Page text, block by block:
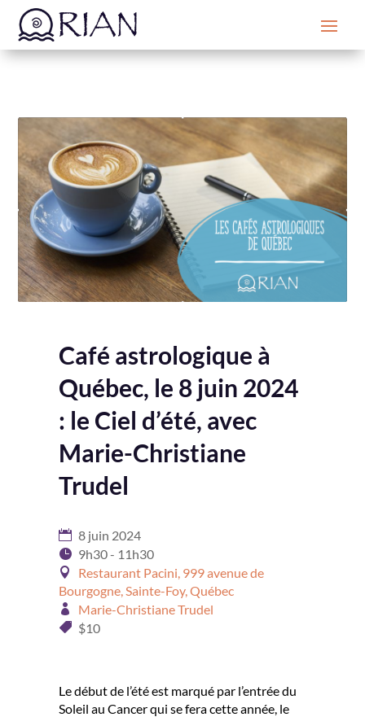
Café astrologique à
Québec, le 8 juin 2024
: le Ciel d’été, avec
Marie-Christiane
Trudel
8 juin 2024
9h30 - 11h30
Restaurant Pacini, 999 avenue de
Bourgogne, Sainte-Foy, Québec
Marie-Christiane Trudel
$10
Le début de l’été est marqué par l’entrée du
Soleil au Cancer qui se fera cette année, le